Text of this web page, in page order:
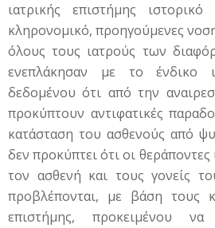
ιατρικής επιστήμης
κληρονομικό, προηγούμενες
όλους τους ιατρούς των
ενεπλάκησαν με το ένδικο
δεδομένου ότι από την
προκύπτουν αντιφατικές
κατάσταση του ασθενούς από
δεν προκύπτει ότι οι
τον ασθενή και τους γονείς
προβλέπονται, με βάση τους
επιστήμης, προκειμένου